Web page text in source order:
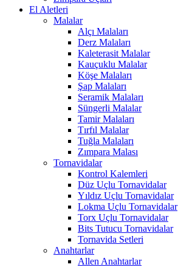
El Aletleri
Malalar
Alçı Malaları
Derz Malaları
Kaleterasit Malalar
Kauçuklu Malalar
Köşe Malaları
Şap Malaları
Seramik Malaları
Süngerli Malalar
Tamir Malaları
Tırfıl Malalar
Tuğla Malaları
Zımpara Malası
Tornavidalar
Kontrol Kalemleri
Düz Uçlu Tornavidalar
Yıldız Uçlu Tornavidalar
Lokma Uçlu Tornavidalar
Torx Uçlu Tornavidalar
Bits Tutucu Tornavidalar
Tornavida Setleri
Anahtarlar
Allen Anahtarlar